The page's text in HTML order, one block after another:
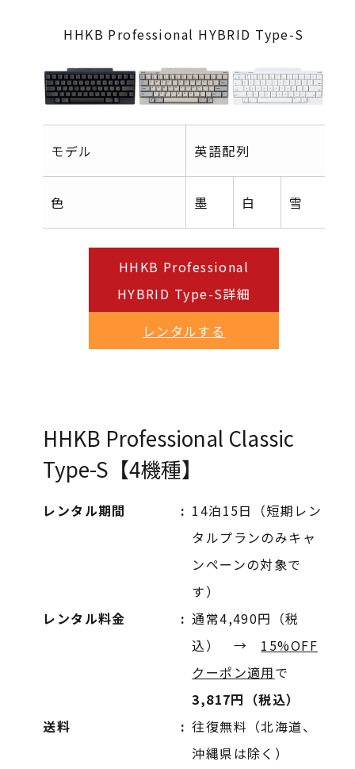
HHKB Professional HYBRID Type-S
モデル 英語配列
色 墨 白 雪
HHKB Professional
HYBRID Type-S詳細
レンタルする
HHKB Professional Classic
Type-S【4機種】
レンタル期間
14泊15日（短期レン
タルプランのみキャ
ンペーンの対象で
す）
レンタル料金
通常4,490円（税
込） → 15%OFF
クーポン適用で
3,817円（税込）
送料
往復無料（北海道、
沖縄県は除く）